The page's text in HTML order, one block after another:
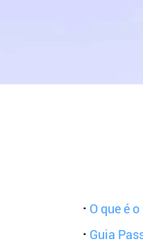
· O que é
· Guia